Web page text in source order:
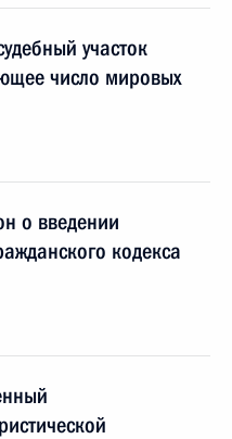
участок
число мировых
о введении
кодекса